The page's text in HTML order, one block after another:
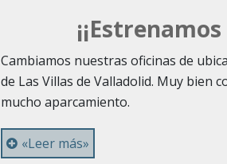
Cambiamos nuestras oficinas de
de Las Villas de Valladolid. Muy bien
mucho aparcamiento.
«Leer más»